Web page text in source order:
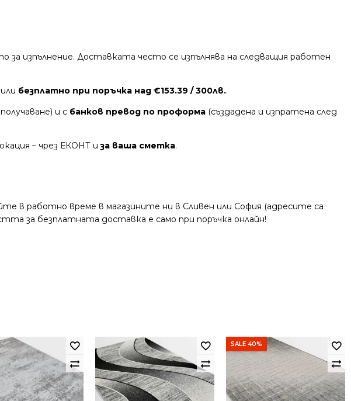
за изпълнение. Доставката често се изпълнява на следващия работен
безплатно при поръчка над €153.39 / 300лв..
и с банков превод по проформа (създадена и изпратена след
– чрез ЕКОНТ иза ваша сметка.
в работно време в магазините ни в Сливен или София (адресите са
за безплатната доставка е само при поръчка онлайн!
SALE 40%